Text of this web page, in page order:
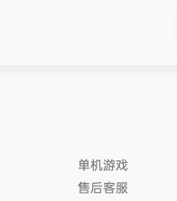
单机游戏
售后客服